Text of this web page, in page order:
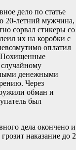
дело по статье
20-летний мужчина,
сорвал стикеры со
их на коробки с
оплатил
Похищенные
денежными
Через
обман и
был
дела окончено и
наказание до 2